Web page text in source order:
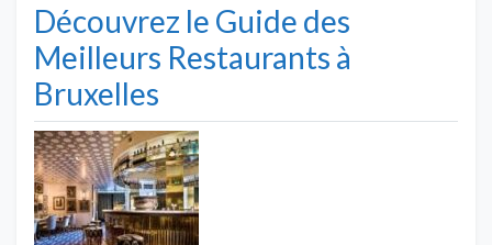
Découvrez le Guide des
Meilleurs Restaurants à
Bruxelles